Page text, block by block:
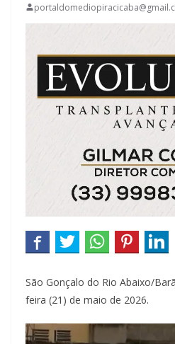
São Gonçalo do Rio Abaixo/
feira (21) de maio de 2026.